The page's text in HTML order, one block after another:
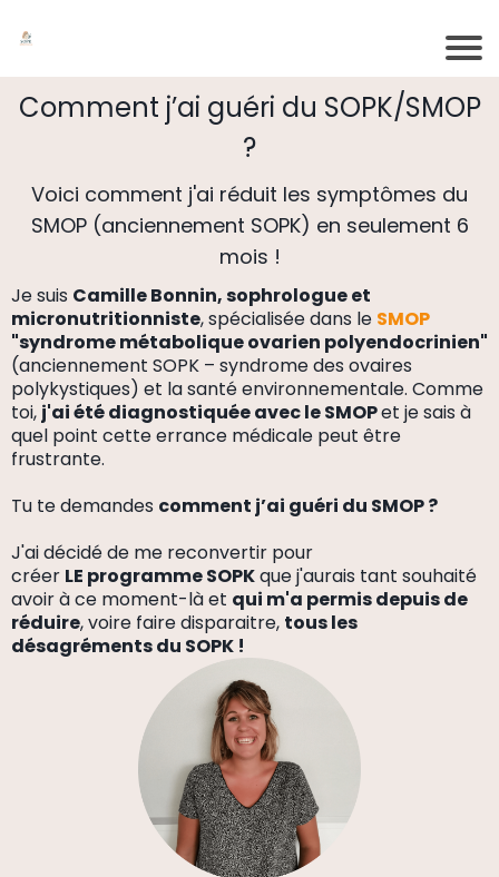
Comment j’ai guéri du SOPK/SMOP
?
Voici comment j'ai réduit les symptômes du
SMOP (anciennement SOPK) en seulement 6
mois !
Je suis Camille Bonnin, sophrologue et
micronutritionniste, spécialisée dans le SMOP
"syndrome métabolique ovarien polyendocrinien"
(anciennement SOPK – syndrome des ovaires
polykystiques) et la santé environnementale. Comme
toi, j'ai été diagnostiquée avec le SMOPet je sais à
quel point cette errance médicale peut être
frustrante.
Tu te demandes comment j’ai guéri du SMOP ?
J'ai décidé de me reconvertir pour
créer LE programme SOPKque j'aurais tant souhaité
avoir à ce moment-là et qui m'a permis depuis de
réduire, voire faire disparaitre, tous les
désagréments du SOPK !